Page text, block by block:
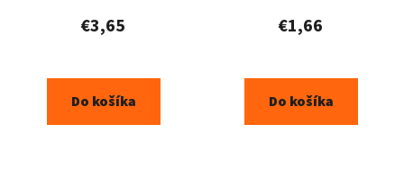
€3,65
Do košíka
€1,66
Do košíka